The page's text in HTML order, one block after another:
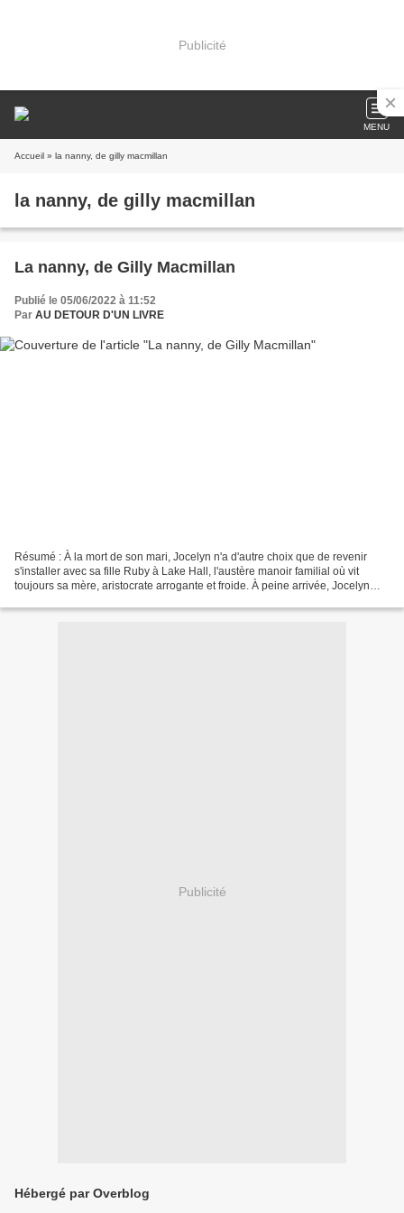
Publicité
MENU
Accueil » la nanny, de gilly macmillan
la nanny, de gilly macmillan
La nanny, de Gilly Macmillan
Publié le 05/06/2022 à 11:52
Par AU DETOUR D'UN LIVRE
Résumé : À la mort de son mari, Jocelyn n'a d'autre choix que de revenir
s'installer avec sa fille Ruby à Lake Hall, l'austère manoir familial où vit
toujours sa mère, aristocrate arrogante et froide. À peine arrivée, Jocelyn
Publicité
Hébergé par Overblog